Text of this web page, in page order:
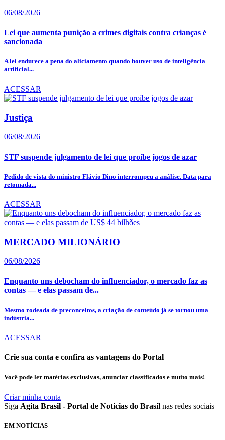
06/08/2026
Lei que aumenta punição a crimes digitais contra crianças é
sancionada
A lei endurece a pena do aliciamento quando houver uso de inteligência
artificial...
ACESSAR
Justiça
06/08/2026
STF suspende julgamento de lei que proíbe jogos de azar
Pedido de vista do ministro Flávio Dino interrompeu a análise. Data para
retomada...
ACESSAR
MERCADO MILIONÁRIO
06/08/2026
Enquanto uns debocham do influenciador, o mercado faz as
contas — e elas passam de...
Mesmo rodeada de preconceitos, a criação de conteúdo já se tornou uma
indústria...
ACESSAR
Crie sua conta e confira as vantagens do Portal
Você pode ler matérias exclusivas, anunciar classificados e muito mais!
Criar minha conta
Siga Agita Brasil - Portal de Noticias do Brasil nas redes sociais
EM NOTÍCIAS